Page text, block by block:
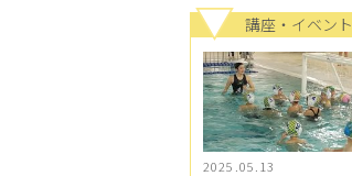
講座・イベント
2025.05.13